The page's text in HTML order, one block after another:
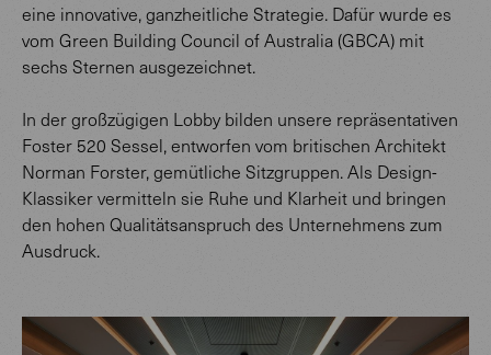
eine innovative, ganzheitliche Strategie. Dafür wurde es
vom Green Building Council of Australia (GBCA) mit
sechs Sternen ausgezeichnet.
In der großzügigen Lobby bilden unsere repräsentativen
Foster 520 Sessel, entworfen vom britischen Architekt
Norman Forster, gemütliche Sitzgruppen. Als Design-
Klassiker vermitteln sie Ruhe und Klarheit und bringen
den hohen Qualitätsanspruch des Unternehmens zum
Ausdruck.